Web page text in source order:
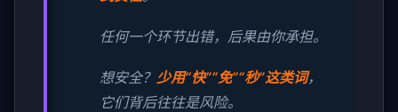
任何一个环节出错，后果由你承担。
想安全？ 少用“快”“免”“秒”这类词，
它们背后往往是风险。